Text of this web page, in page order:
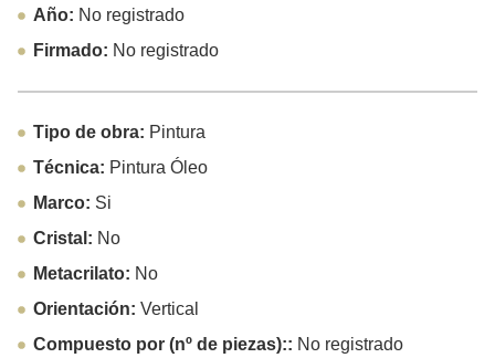
Año: No registrado
Firmado: No registrado
Tipo de obra: Pintura
Técnica: Pintura Óleo
Marco: Si
Cristal: No
Metacrilato: No
Orientación: Vertical
Compuesto por (nº de piezas):: No registrado